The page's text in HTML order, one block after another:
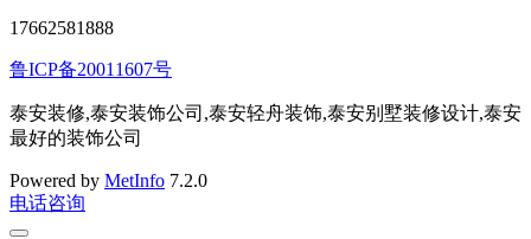
17662581888
鲁ICP备20011607号
泰安装修,泰安装饰公司,泰安轻舟装饰,泰安别墅装修设计,泰安
最好的装饰公司
Powered by MetInfo 7.2.0
电话咨询